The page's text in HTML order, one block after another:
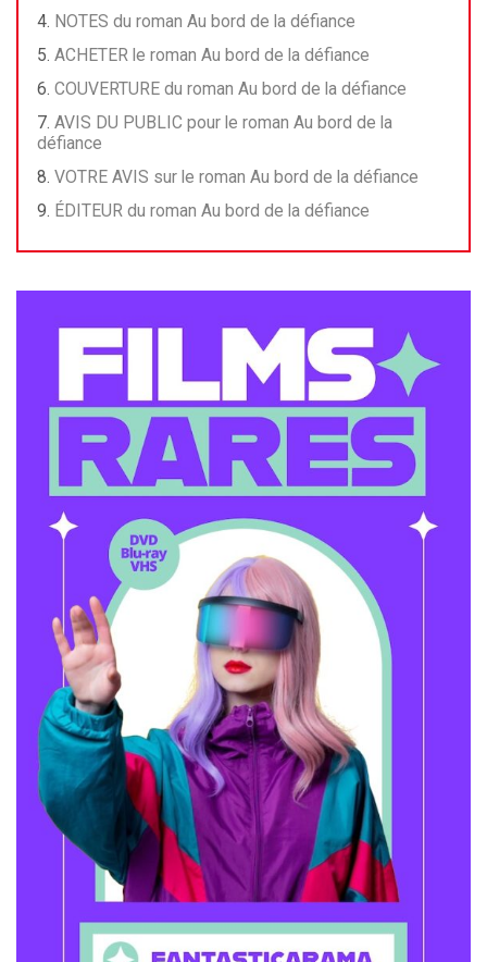
NOTES du roman Au bord de la défiance
ACHETER le roman Au bord de la défiance
COUVERTURE du roman Au bord de la défiance
AVIS DU PUBLIC pour le roman Au bord de la
défiance
VOTRE AVIS sur le roman Au bord de la défiance
ÉDITEUR du roman Au bord de la défiance